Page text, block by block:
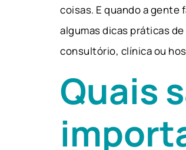
coisas. E quando a gente
algumas dicas práticas
consultório, clínica ou
Quais